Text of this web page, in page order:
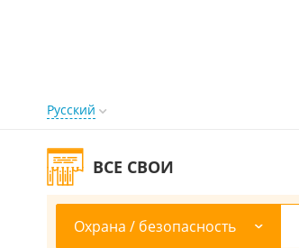
Русский
ВСЕ СВОИ
Охрана / безопасность